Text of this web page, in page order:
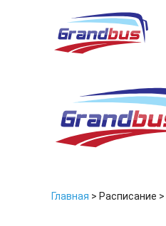
Главная > Расписание >